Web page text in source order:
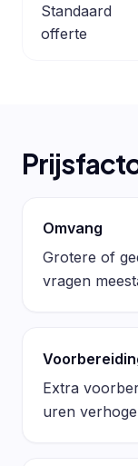
Standaard
offerte
Omvang
Grotere of
vragen
Extra
uren